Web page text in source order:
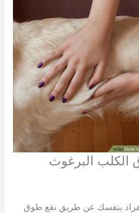
الكلب البرغوث
بنفسك عن طريق نقع طوق